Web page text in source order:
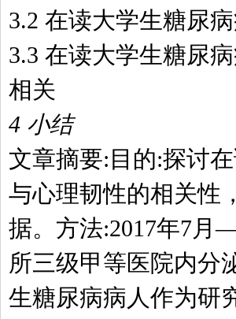
3.2 在读大学生糖尿
3.3 在读大学生糖尿
相关
4 小结
文章摘要:目的:探讨
与心理韧性的相关性
据。方法:2017年7月
所三级甲等医院内分
生糖尿病病人作为研